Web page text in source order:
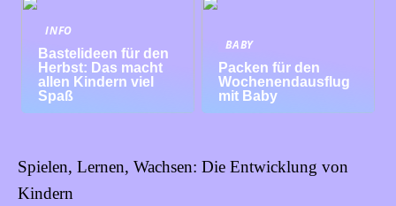
INFO
Bastelideen für den
Herbst: Das macht
allen Kindern viel
Spaß
BABY
Packen für den
Wochenendausflug
mit Baby
Spielen, Lernen, Wachsen: Die Entwicklung von
Kindern